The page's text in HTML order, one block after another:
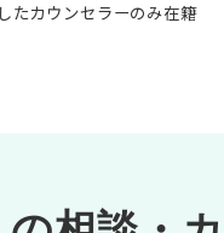
たカウンセラーのみ在籍